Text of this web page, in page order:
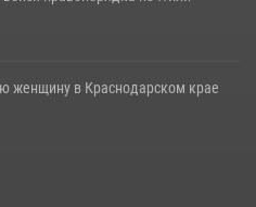
женщину в Краснодарском крае